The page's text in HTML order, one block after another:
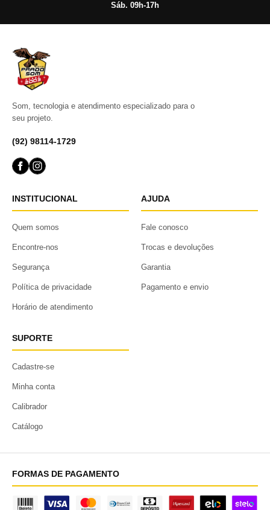
Sáb. 09h-17h
Som, tecnologia e atendimento especializado para o
seu projeto.
(92) 98114-1729
INSTITUCIONAL
Quem somos
Encontre-nos
Segurança
Política de privacidade
Horário de atendimento
AJUDA
Fale conosco
Trocas e devoluções
Garantia
Pagamento e envio
SUPORTE
Cadastre-se
Minha conta
Calibrador
Catálogo
FORMAS DE PAGAMENTO